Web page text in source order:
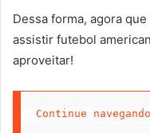
Dessa forma, agora
assistir futebol
aproveitar!
Continue